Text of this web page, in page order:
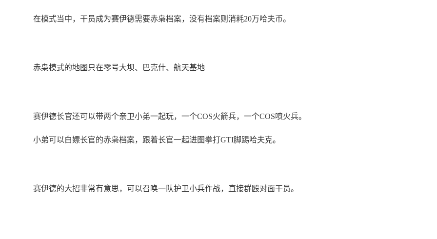
在模式当中，干员成为赛伊德需要赤枭档案，没有档案则消耗20万哈夫币。
赤枭模式的地图只在零号大坝、巴克什、航天基地
赛伊德长官还可以带两个亲卫小弟一起玩，一个COS火箭兵，一个COS喷火兵。
小弟可以白嫖长官的赤枭档案，跟着长官一起进图拳打GTI脚踢哈夫克。
赛伊德的大招非常有意思，可以召唤一队护卫小兵作战，直接群殴对面干员。